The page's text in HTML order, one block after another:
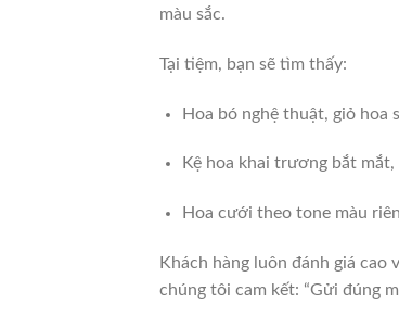
màu sắc.
Tại tiệm, bạn sẽ tìm thấy:
Hoa bó nghệ thuật, giỏ hoa
Kệ hoa khai trương bắt
Hoa cưới theo tone màu
Khách hàng luôn đánh giá cao
chúng tôi cam kết: “Gửi đúng